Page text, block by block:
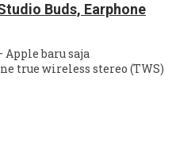
Buds, Earphone
baru saja
true wireless stereo (TWS)